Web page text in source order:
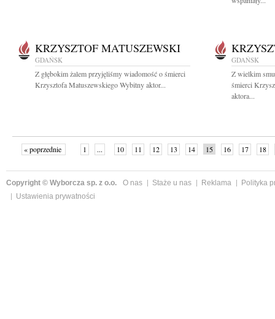
KRZYSZTOF MATUSZEWSKI
GDAŃSK
Z głębokim żalem przyjęliśmy wiadomość o śmierci
Krzysztofa Matuszewskiego Wybitny aktor...
GDAŃSK
Z wielkim
śmierci
aktora...
« poprzednie 1 ... 10 11 12 13 14 15 16 17
18
Copyright © Wyborcza sp. z o.o. O nas Staże u nas Reklama
Polityka
Ustawienia prywatności